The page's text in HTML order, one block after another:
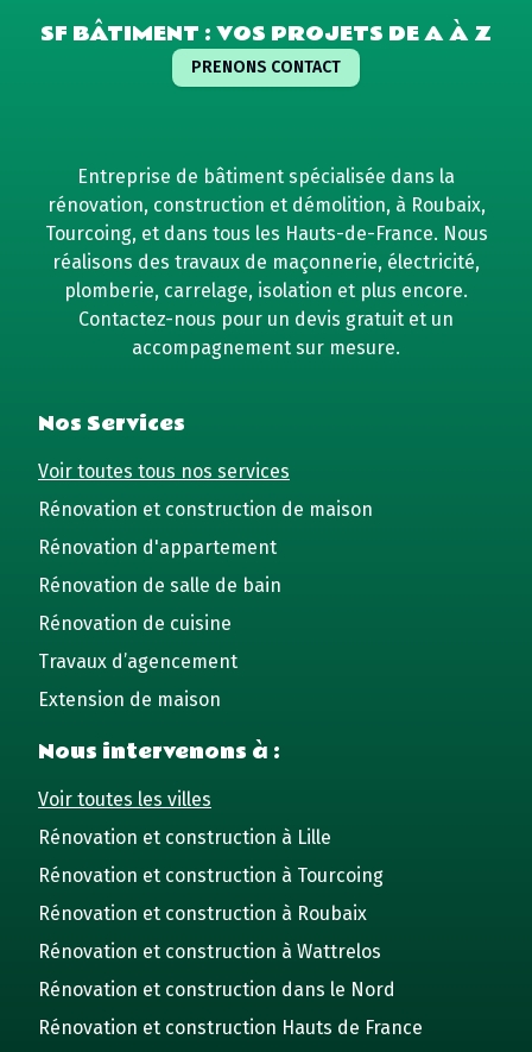
SF BÂTIMENT : VOS PROJETS DE A À Z
PRENONS CONTACT
Entreprise de bâtiment spécialisée dans la
rénovation, construction et démolition, à Roubaix,
Tourcoing, et dans tous les Hauts-de-France. Nous
réalisons des travaux de maçonnerie, électricité,
plomberie, carrelage, isolation et plus encore.
Contactez-nous pour un devis gratuit et un
accompagnement sur mesure.
Nos Services
Voir toutes tous nos services
Rénovation et construction de maison
Rénovation d'appartement
Rénovation de salle de bain
Rénovation de cuisine
Travaux d’agencement
Extension de maison
Nous intervenons à :
Voir toutes les villes
Rénovation et construction à Lille
Rénovation et construction à Tourcoing
Rénovation et construction à Roubaix
Rénovation et construction à Wattrelos
Rénovation et construction dans le Nord
Rénovation et construction Hauts de France